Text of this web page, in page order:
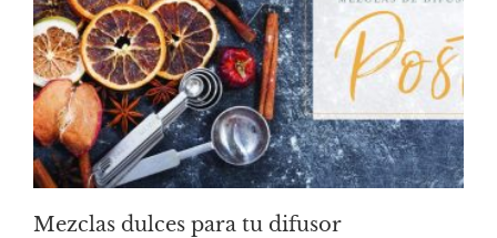
Mezclas dulces para tu difusor